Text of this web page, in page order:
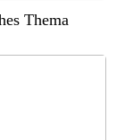
Thema